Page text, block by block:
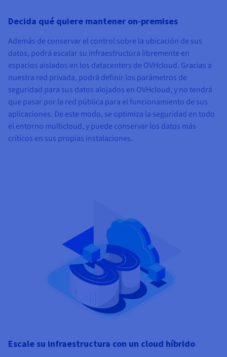
Decida qué quiere mantener on-premises
Además de conservar el control sobre la ubicación de sus
datos, podrá escalar su infraestructura libremente en
espacios aislados en los datacenters de OVHcloud. Gracias a
nuestra red privada, podrá definir los parámetros de
seguridad para sus datos alojados en OVHcloud, y no tendrá
que pasar por la red pública para el funcionamiento de sus
aplicaciones. De este modo, se optimiza la seguridad en todo
el entorno multicloud, y puede conservar los datos más
críticos en sus propias instalaciones.
Escale su infraestructura con un cloud híbrido